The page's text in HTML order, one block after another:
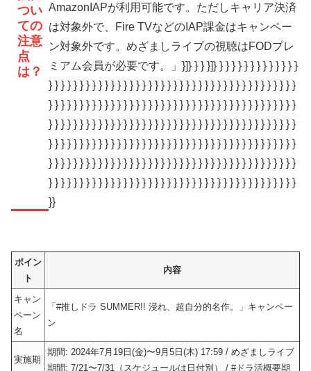
つい
ての
注意
点
は？
AmazonIAPが利用可能です。ただしキャリア決済
は対象外で、Fire TVなどのIAP課金はキャンペー
ン対象外です。めざましライブの視聴はFODプレ
ミアム会員が必要です。」}]} } } }]} } } } } } } } } } } } } }
} } } } } } } } } } } } } } } } } } } } } } } } } } } } } } } } } } } } } } } }
} } } } } } } } } } } } } } } } } } } } } } } } } } } } } } } } } } } } } } } }
} } } } } } } } } } } } } } } } } } } } } } } } } } } } } } } } } } } } } } } }
} } } } } } } } } } } } } } } } } } } } } } } } } } } } } } } } } } } } } } } }
} } } } } } } } } } } } } } } } } } } } } } } } } } } } } } } } } } } } } } } }
} } } } } } } } } } } } } } } } } } } } } } } } } } } } } } } } } } } } } } } }
}}
ポイン
ト
内容
キャン
ペーン
名
「#推しドラ SUMMER!! 浸れ、超自分的名作。」キャンペー
ン
実施期
期間: 2024年7月19日(金)〜9月5日(木) 17:59 / めざましライブ
期間: 7/21〜7/31（スケジュールは日付別） / #ドラ活概要期